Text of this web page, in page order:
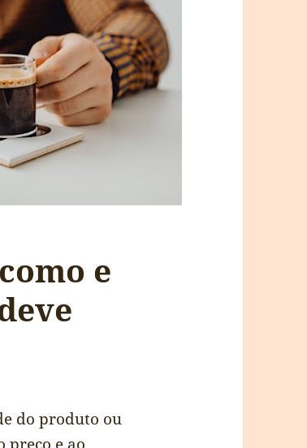
e
do produto ou